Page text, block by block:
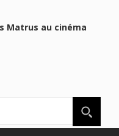
Matrus au cinéma